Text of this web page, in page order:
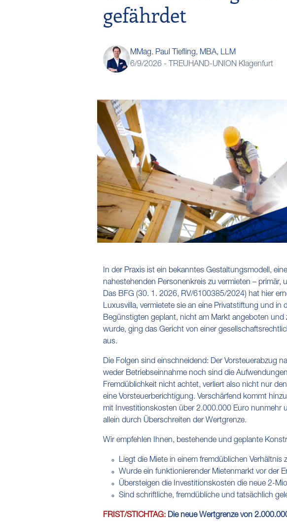
gefährdet
MMag. Paul Tiefling, MBA, LLM
6/9/2026 - TREUHAND-UNION Klagenfurt
In der Praxis ist ein bekanntes Gestaltungsmodell,
nahestehenden Personenkreis zu vermieten –
Das BFG (30. 1. 2026, RV/6100385/2024) hat hier
Luxusvilla, vermietete sie an eine Privatstiftung und
Begünstigten geplant, nicht am Markt angeboten und
wurde, ging das Gericht von einer
aus.
Die Folgen sind einschneidend: Der Vorsteuerabzug
weder Betriebseinnahme noch sind die
Fremdüblichkeit nicht achtet, verliert also nicht nur
eine Vorsteuerberichtigung. Verschärfend kommt
mit Investitionskosten über 2.000.000 Euro nunmehr
allein durch Überschreiten der Wertgrenze.
Wir empfehlen Ihnen, bestehende und geplante
Liegt die Miete in einem fremdüblichen
Wurde ein funktionierender Mietenmarkt vor der
Übersteigen die Investitionskosten die neue 2-
Sind schriftliche, fremdübliche und tatsächlich
FRIST/STICHTAG: Die neue Wertgrenze von